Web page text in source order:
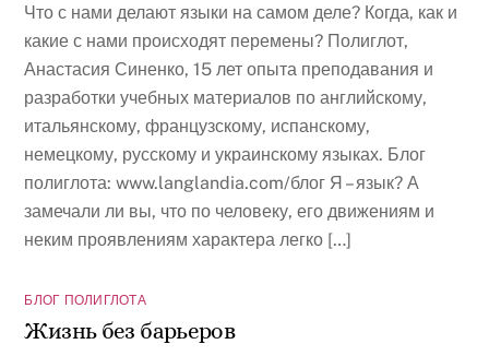
Что с нами делают языки на самом деле? Когда, как и
какие с нами происходят перемены? Полиглот,
Анастасия Синенко, 15 лет опыта преподавания и
разработки учебных материалов по английскому,
итальянскому, французскому, испанскому,
немецкому, русскому и украинскому языках. Блог
полиглота: www.langlandia.com/блог Я – язык? А
замечали ли вы, что по человеку, его движениям и
неким проявлениям характера легко […]
БЛОГ ПОЛИГЛОТА
Жизнь без барьеров